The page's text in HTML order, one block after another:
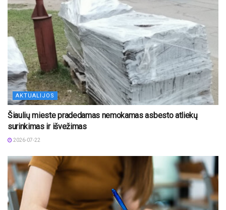
AKTUALIJOS
Šiaulių mieste pradedamas nemokamas asbesto atliekų
surinkimas ir išvežimas
2026-07-22